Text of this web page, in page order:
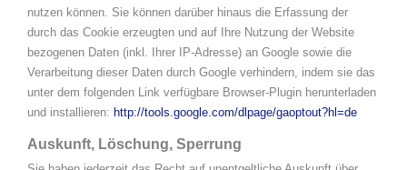
nutzen können. Sie können darüber hinaus die Erfassung der
durch das Cookie erzeugten und auf Ihre Nutzung der Website
bezogenen Daten (inkl. Ihrer IP-Adresse) an Google sowie die
Verarbeitung dieser Daten durch Google verhindern, indem sie das
unter dem folgenden Link verfügbare Browser-Plugin herunterladen
und installieren: http://tools.google.com/dlpage/gaoptout?hl=de
Auskunft, Löschung, Sperrung